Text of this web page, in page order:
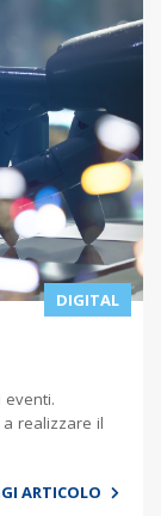
DIGITAL
eventi.
realizzare il
ARTICOLO